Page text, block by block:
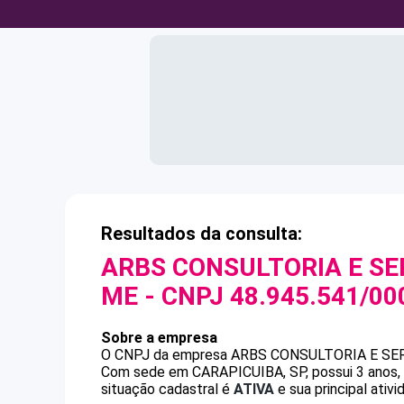
Resultados da consulta:
ARBS CONSULTORIA E
ME - CNPJ 48.945.541/
Sobre a empresa
O CNPJ da empresa ARBS CONSULTORIA E
Com sede em CARAPICUIBA, SP, possui 3
situação cadastral é ATIVA e sua principal